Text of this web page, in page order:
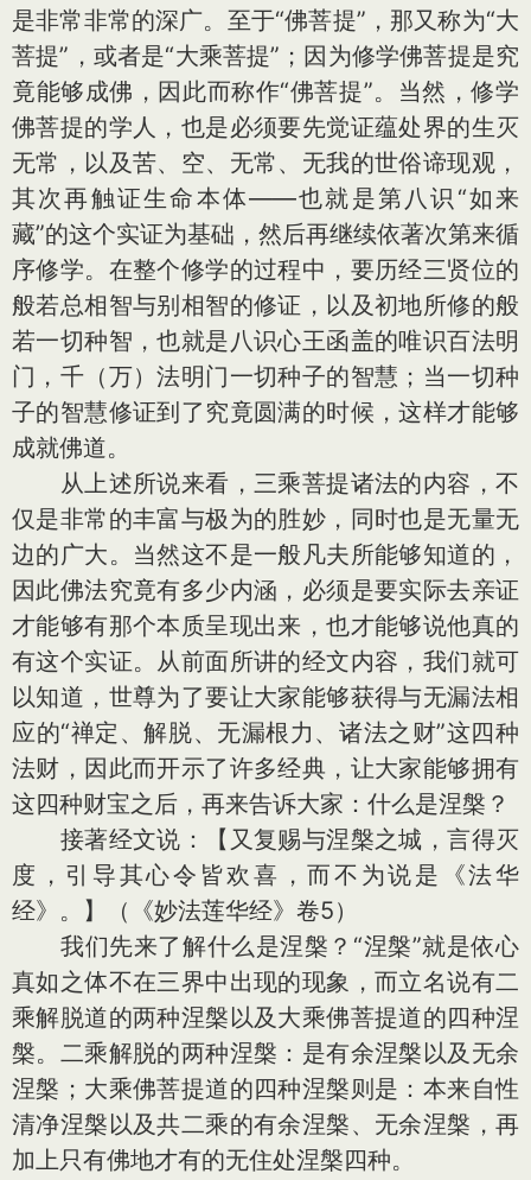
是非常非常的深广。至于“佛菩提”，那又称为“大
菩提”，或者是“大乘菩提”；因为修学佛菩提是究
竟能够成佛，因此而称作“佛菩提”。当然，修学
佛菩提的学人，也是必须要先觉证蕴处界的生灭
无常，以及苦、空、无常、无我的世俗谛现观，
其次再触证生命本体——也就是第八识“如来
藏”的这个实证为基础，然后再继续依著次第来循
序修学。在整个修学的过程中，要历经三贤位的
般若总相智与别相智的修证，以及初地所修的般
若一切种智，也就是八识心王函盖的唯识百法明
门，千（万）法明门一切种子的智慧；当一切种
子的智慧修证到了究竟圆满的时候，这样才能够
成就佛道。
从上述所说来看，三乘菩提诸法的内容，不
仅是非常的丰富与极为的胜妙，同时也是无量无
边的广大。当然这不是一般凡夫所能够知道的，
因此佛法究竟有多少内涵，必须是要实际去亲证
才能够有那个本质呈现出来，也才能够说他真的
有这个实证。从前面所讲的经文内容，我们就可
以知道，世尊为了要让大家能够获得与无漏法相
应的“禅定、解脱、无漏根力、诸法之财”这四种
法财，因此而开示了许多经典，让大家能够拥有
这四种财宝之后，再来告诉大家：什么是涅槃？
接著经文说：【又复赐与涅槃之城，言得灭
度，引导其心令皆欢喜，而不为说是《法华
经》。】（《妙法莲华经》卷5）
我们先来了解什么是涅槃？“涅槃”就是依心
真如之体不在三界中出现的现象，而立名说有二
乘解脱道的两种涅槃以及大乘佛菩提道的四种涅
槃。二乘解脱的两种涅槃：是有余涅槃以及无余
涅槃；大乘佛菩提道的四种涅槃则是：本来自性
清净涅槃以及共二乘的有余涅槃、无余涅槃，再
加上只有佛地才有的无住处涅槃四种。